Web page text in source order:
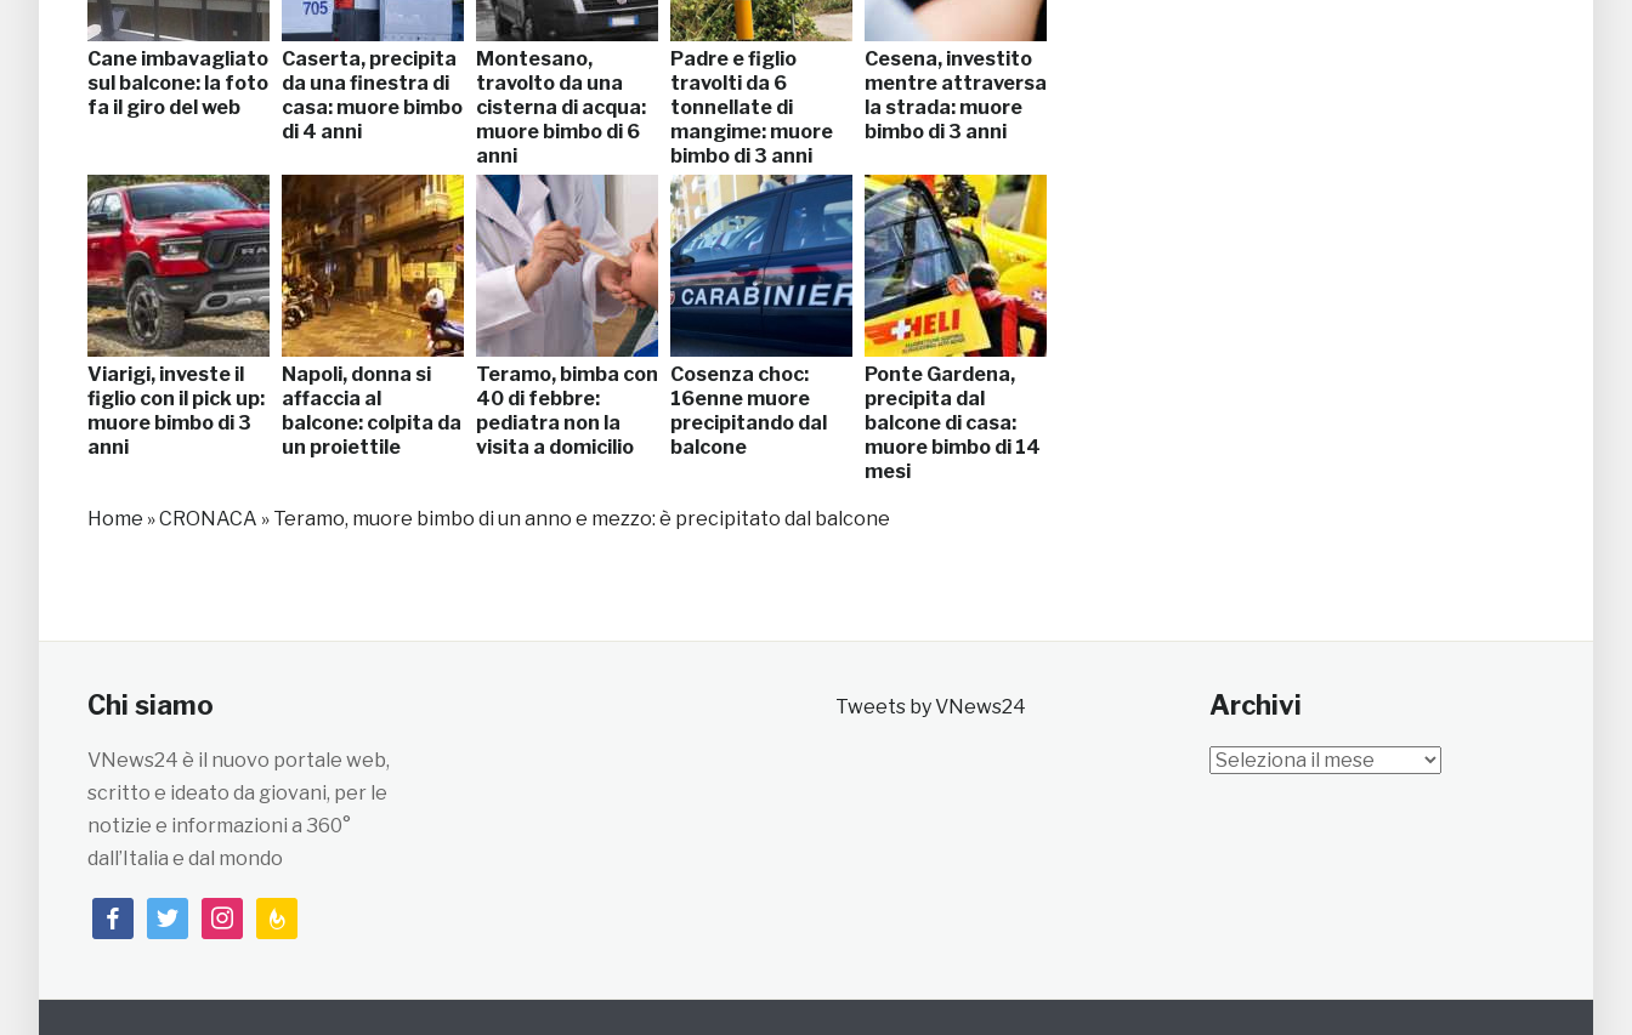
Cane imbavagliato
sul balcone: la foto
fa il giro del web
Caserta, precipita
da una finestra di
casa: muore bimbo
di 4 anni
Montesano,
travolto da una
cisterna di acqua:
muore bimbo di 6
anni
Padre e figlio
travolti da 6
tonnellate di
mangime: muore
bimbo di 3 anni
Cesena, investito
mentre attraversa
la strada: muore
bimbo di 3 anni
Viarigi, investe il
figlio con il pick up:
muore bimbo di 3
anni
Napoli, donna si
affaccia al
balcone: colpita da
un proiettile
Teramo, bimba con
40 di febbre:
pediatra non la
visita a domicilio
Cosenza choc:
16enne muore
precipitando dal
balcone
Ponte Gardena,
precipita dal
balcone di casa:
muore bimbo di 14
mesi
Home »CRONACA » Teramo, muore bimbo di un anno e mezzo: è precipitato dal balcone
Chi siamo
VNews24 è il nuovo portale web,
scritto e ideato da giovani, per le
notizie e informazioni a 360°
dall’Italia e dal mondo
facebooktwitterinstagramfeedburner
Tweets by VNews24 Archivi
Archivi